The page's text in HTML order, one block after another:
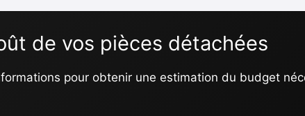
de vos pièces détachées
pour obtenir une estimation du budget